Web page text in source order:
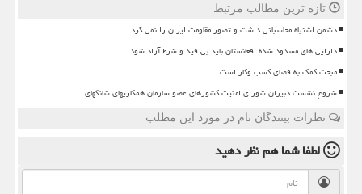
تازه ترین مطالب مرتبط
دشمن اشتباه محاسباتی داشت و تصور مقاومت ایران را نمی کرد
دارایی های مسدود شده افغانستان باید بی قید و شرط آزاد شود
مبحث کمک به فضای کسب وکار است
شروع نشست دبیران شورای امنیت کشورهای عضو سازمان همکاریهای شانگهای
نظرات بینندگان نام در مورد این مطلب
لطفا شما همنظر دهید